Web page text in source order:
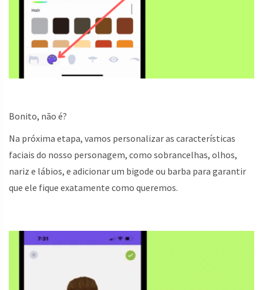
Bonito, não é?
Na próxima etapa, vamos personalizar as características
faciais do nosso personagem, como sobrancelhas, olhos,
nariz e lábios, e adicionar um bigode ou barba para garantir
que ele fique exatamente como queremos.